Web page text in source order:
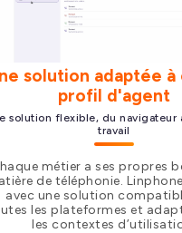
solution adaptée à
profil d'agent
solution flexible, du navigateur
travail
métier a ses propres
de téléphonie.
avec une solution
les plateformes et
les contextes